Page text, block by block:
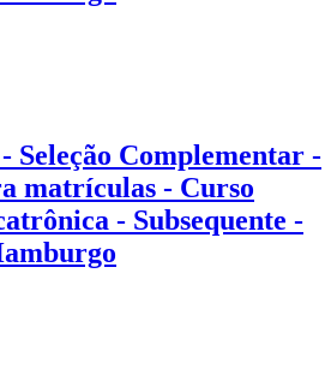
Seleção Complementar -
matrículas - Curso
- Subsequente -